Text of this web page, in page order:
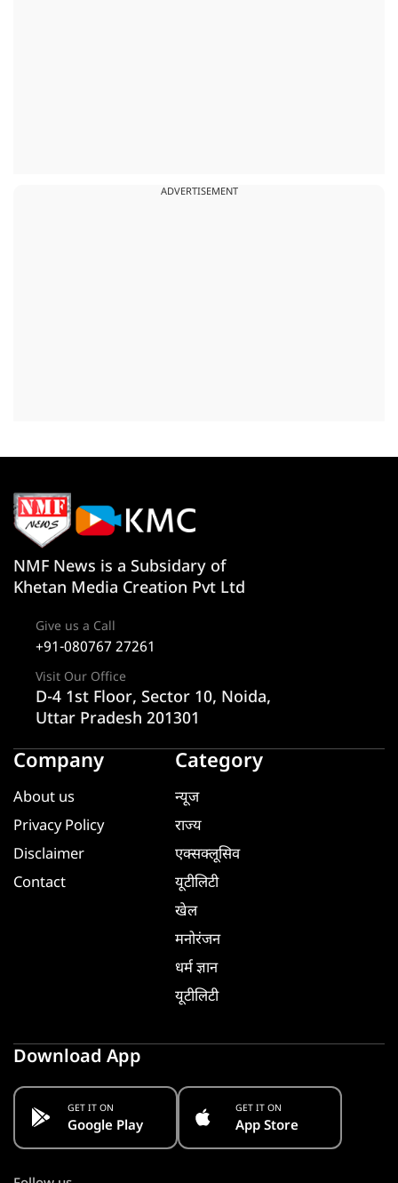
ADVERTISEMENT
NMF News is a Subsidary of
Khetan Media Creation Pvt Ltd
Give us a Call
+91-080767 27261
Visit Our Office
D-4 1st Floor, Sector 10, Noida,
Uttar Pradesh 201301
Company
About us
Privacy Policy
Disclaimer
Contact
Category
न्यूज
राज्य
एक्सक्लूसिव
यूटीलिटी
खेल
मनोरंजन
धर्म ज्ञान
यूटीलिटी
Download App
GET IT ON
Google Play
GET IT ON
App Store